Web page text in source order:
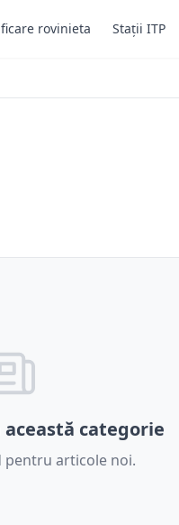
rovinieta Stații ITP
categorie
pentru articole noi.